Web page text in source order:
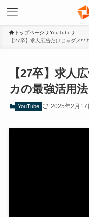
トップページ
YouTube
【27卒】求人広告だけじゃダメ!?
【27卒】求人
カの最強活用
YouTube 2025年2月17